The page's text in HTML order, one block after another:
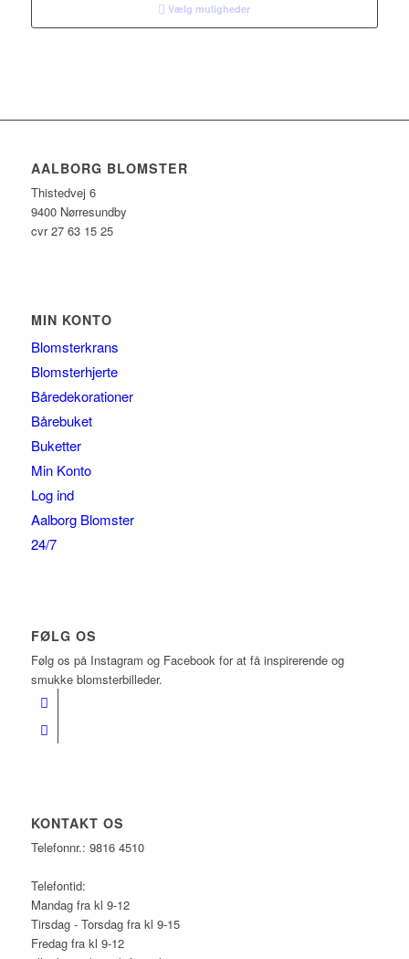
kr. 2.800,00
Vælg muligheder
AALBORG BLOMSTER
Thistedvej 6
9400 Nørresundby
cvr 27 63 15 25
MIN KONTO
Blomsterkrans
Blomsterhjerte
Båredekorationer
Bårebuket
Buketter
Min Konto
Log ind
Aalborg Blomster
24/7
FØLG OS
Følg os på Instagram og Facebook for at få inspirerende og
smukke blomsterbilleder.
KONTAKT OS
Telefonnr.: 9816 4510
Telefontid:
Mandag fra kl 9-12
Tirsdag - Torsdag fra kl 9-15
Fredag fra kl 9-12